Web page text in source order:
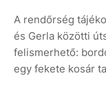
A rendőrség
és Gerla közötti
felismerhető:
egy fekete kosár